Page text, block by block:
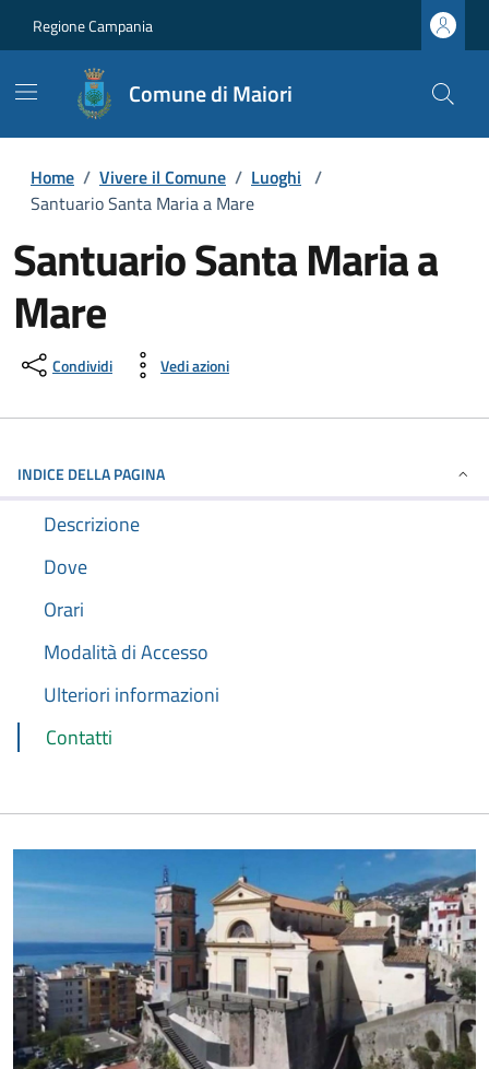
Regione Campania
Comune di Maiori
Home / Vivere il Comune / Luoghi /
Santuario Santa Maria a Mare
Santuario Santa Maria a
Mare
Condividi Vedi azioni
INDICE DELLA PAGINA
Descrizione
Dove
Orari
Modalità di Accesso
Ulteriori informazioni
Contatti